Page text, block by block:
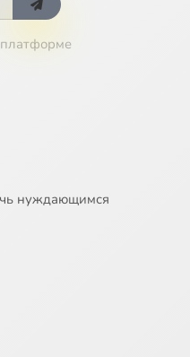
нуждающимся